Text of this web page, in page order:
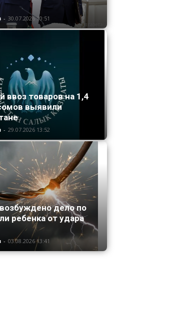
- 30.07.2026 10:51
ввоз товаров на 1,4
выявили
- 29.07.2026 13:52
дело по
ребенка от удара
- 03.08.2026 13:41